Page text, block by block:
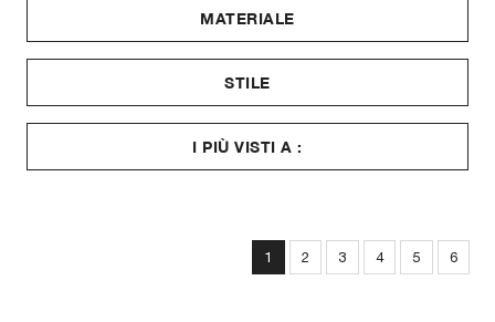
MATERIALE
STILE
I PIÙ VISTI A :
1 2 3 4 5 6